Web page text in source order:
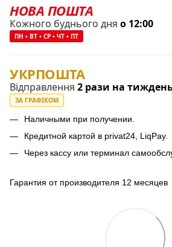
НОВА ПОШТА
Кожного буднього дня о 12:00
ПН • ВТ • СР • ЧТ • ПТ
УКРПОШТА
Відправлення 2 рази на
ЗА ГРАФІКОМ
Наличными при получении.
Кредитной картой в privat24, LiqPay.
Через кассу или терминал
Гарантия от производителя 12 месяцев